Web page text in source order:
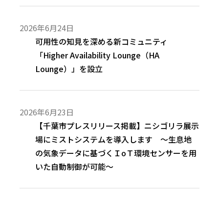
2026年6月24日
可用性の知見を深める新コミュニティ
「Higher Availability Lounge（HA
Lounge）」を設立
2026年6月23日
【千葉市プレスリリース掲載】ニシゴリラ展示
場にミストシステムを導入します ～生息地
の気象データに基づくＩоＴ環境センサーを用
いた自動制御が可能～